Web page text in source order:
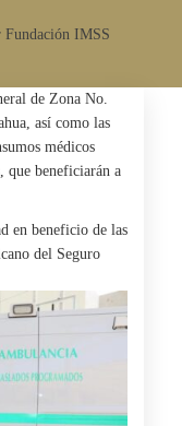
Fundación IMSS
de Zona No.
así como las
médicos
, que beneficiarán a
en beneficio de las
del Seguro